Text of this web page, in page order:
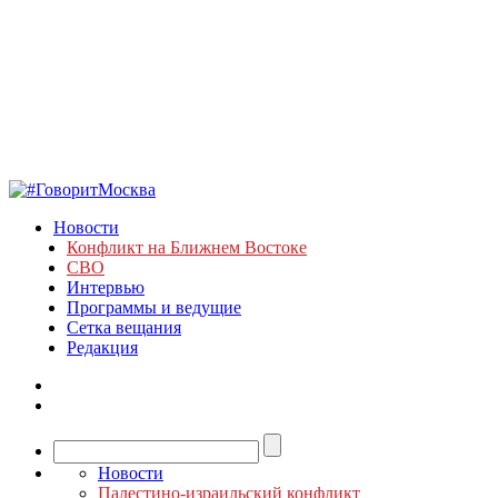
Новости
Конфликт на Ближнем Востоке
СВО
Интервью
Программы и ведущие
Сетка вещания
Редакция
Новости
Палестино-израильский конфликт